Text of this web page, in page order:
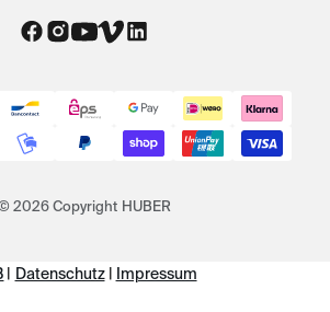
2026 Copyright HUBER
Datenschutz| Impressum